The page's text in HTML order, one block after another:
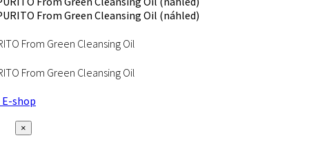
From Green Cleansing Oil
From Green Cleansing Oil
shop
×